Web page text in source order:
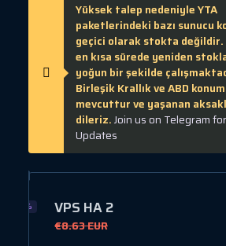
Yüksek talep nedeniyle YTA
paketlerindeki bazı sunucu
geçici olarak stokta değildir.
en kısa sürede yeniden
yoğun bir şekilde
Birleşik Krallık ve ABD
mevcuttur ve yaşanan
dileriz.Join us on Telegram
Updates
45% VPS HA 2
€8.63 EUR